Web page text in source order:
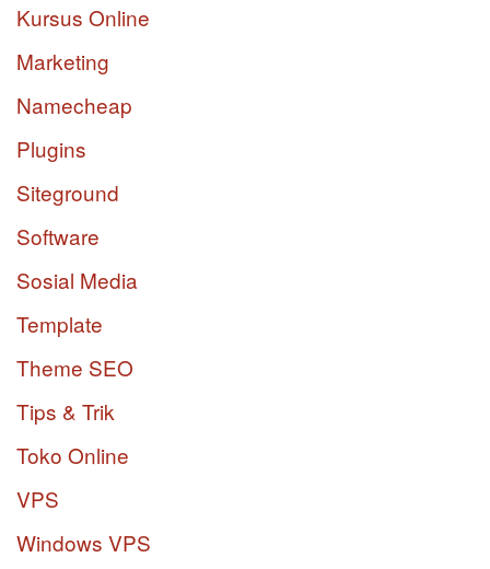
Kursus Online
Marketing
Namecheap
Plugins
Siteground
Software
Sosial Media
Template
Theme SEO
Tips & Trik
Toko Online
VPS
Windows VPS